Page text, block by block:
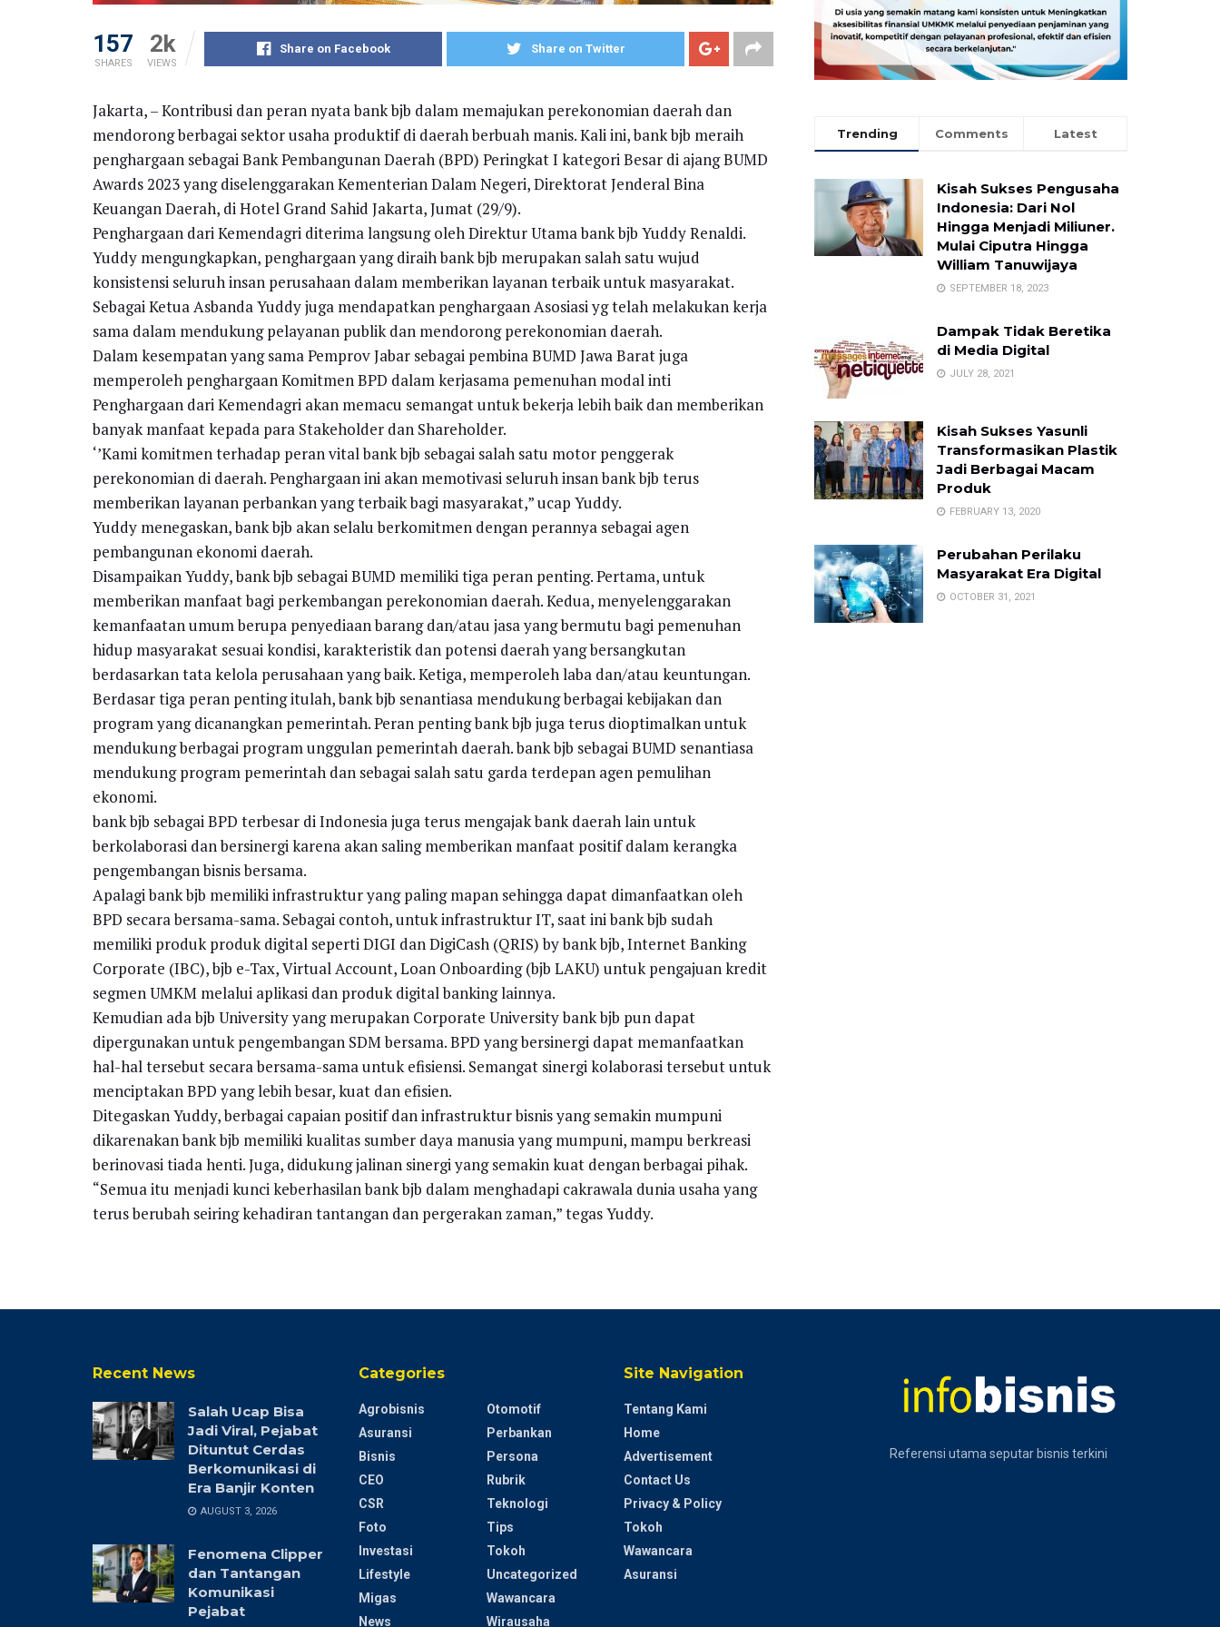
157
SHARES
2k
VIEWS
Share on Facebook Share on Twitter
Jakarta, – Kontribusi dan peran nyata bank bjb dalam memajukan perekonomian daerah dan
mendorong berbagai sektor usaha produktif di daerah berbuah manis. Kali ini, bank bjb meraih
penghargaan sebagai Bank Pembangunan Daerah (BPD) Peringkat I kategori Besar di ajang BUMD
Awards 2023 yang diselenggarakan Kementerian Dalam Negeri, Direktorat Jenderal Bina
Keuangan Daerah, di Hotel Grand Sahid Jakarta, Jumat (29/9).
Penghargaan dari Kemendagri diterima langsung oleh Direktur Utama bank bjb Yuddy Renaldi.
Yuddy mengungkapkan, penghargaan yang diraih bank bjb merupakan salah satu wujud
konsistensi seluruh insan perusahaan dalam memberikan layanan terbaik untuk masyarakat.
Sebagai Ketua Asbanda Yuddy juga mendapatkan penghargaan Asosiasi yg telah melakukan kerja
sama dalam mendukung pelayanan publik dan mendorong perekonomian daerah.
Dalam kesempatan yang sama Pemprov Jabar sebagai pembina BUMD Jawa Barat juga
memperoleh penghargaan Komitmen BPD dalam kerjasama pemenuhan modal inti
Penghargaan dari Kemendagri akan memacu semangat untuk bekerja lebih baik dan memberikan
banyak manfaat kepada para Stakeholder dan Shareholder.
‘’Kami komitmen terhadap peran vital bank bjb sebagai salah satu motor penggerak
perekonomian di daerah. Penghargaan ini akan memotivasi seluruh insan bank bjb terus
memberikan layanan perbankan yang terbaik bagi masyarakat,” ucap Yuddy.
Yuddy menegaskan, bank bjb akan selalu berkomitmen dengan perannya sebagai agen
pembangunan ekonomi daerah.
Disampaikan Yuddy, bank bjb sebagai BUMD memiliki tiga peran penting. Pertama, untuk
memberikan manfaat bagi perkembangan perekonomian daerah. Kedua, menyelenggarakan
kemanfaatan umum berupa penyediaan barang dan/atau jasa yang bermutu bagi pemenuhan
hidup masyarakat sesuai kondisi, karakteristik dan potensi daerah yang bersangkutan
berdasarkan tata kelola perusahaan yang baik. Ketiga, memperoleh laba dan/atau keuntungan.
Berdasar tiga peran penting itulah, bank bjb senantiasa mendukung berbagai kebijakan dan
program yang dicanangkan pemerintah. Peran penting bank bjb juga terus dioptimalkan untuk
mendukung berbagai program unggulan pemerintah daerah. bank bjb sebagai BUMD senantiasa
mendukung program pemerintah dan sebagai salah satu garda terdepan agen pemulihan
ekonomi.
bank bjb sebagai BPD terbesar di Indonesia juga terus mengajak bank daerah lain untuk
berkolaborasi dan bersinergi karena akan saling memberikan manfaat positif dalam kerangka
pengembangan bisnis bersama.
Apalagi bank bjb memiliki infrastruktur yang paling mapan sehingga dapat dimanfaatkan oleh
BPD secara bersama-sama. Sebagai contoh, untuk infrastruktur IT, saat ini bank bjb sudah
memiliki produk produk digital seperti DIGI dan DigiCash (QRIS) by bank bjb, Internet Banking
Corporate (IBC), bjb e-Tax, Virtual Account, Loan Onboarding (bjb LAKU) untuk pengajuan kredit
segmen UMKM melalui aplikasi dan produk digital banking lainnya.
Kemudian ada bjb University yang merupakan Corporate University bank bjb pun dapat
dipergunakan untuk pengembangan SDM bersama. BPD yang bersinergi dapat memanfaatkan
hal-hal tersebut secara bersama-sama untuk efisiensi. Semangat sinergi kolaborasi tersebut untuk
menciptakan BPD yang lebih besar, kuat dan efisien.
Ditegaskan Yuddy, berbagai capaian positif dan infrastruktur bisnis yang semakin mumpuni
dikarenakan bank bjb memiliki kualitas sumber daya manusia yang mumpuni, mampu berkreasi
berinovasi tiada henti. Juga, didukung jalinan sinergi yang semakin kuat dengan berbagai pihak.
“Semua itu menjadi kunci keberhasilan bank bjb dalam menghadapi cakrawala dunia usaha yang
terus berubah seiring kehadiran tantangan dan pergerakan zaman,” tegas Yuddy.
Trending Comments Latest
Kisah Sukses Pengusaha
Indonesia: Dari Nol
Hingga Menjadi Miliuner.
Mulai Ciputra Hingga
William Tanuwijaya
SEPTEMBER 18, 2023
Dampak Tidak Beretika
di Media Digital
JULY 28, 2021
Kisah Sukses Yasunli
Transformasikan Plastik
Jadi Berbagai Macam
Produk
FEBRUARY 13, 2020
Perubahan Perilaku
Masyarakat Era Digital
OCTOBER 31, 2021
Recent News
Salah Ucap Bisa
Jadi Viral, Pejabat
Dituntut Cerdas
Berkomunikasi di
Era Banjir Konten
AUGUST 3, 2026
Fenomena Clipper
dan Tantangan
Komunikasi
Pejabat
Categories
Agrobisnis
Asuransi
Bisnis
CEO
CSR
Foto
Investasi
Lifestyle
Migas
News
Otomotif
Perbankan
Persona
Rubrik
Teknologi
Tips
Tokoh
Uncategorized
Wawancara
Wirausaha
Site Navigation
Tentang Kami
Home
Advertisement
Contact Us
Privacy & Policy
Tokoh
Wawancara
Asuransi
Referensi utama seputar bisnis terkini